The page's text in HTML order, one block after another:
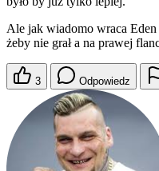
Ale jak wiadomo wraca
żeby nie grał a na prawej
3 Odpowiedz